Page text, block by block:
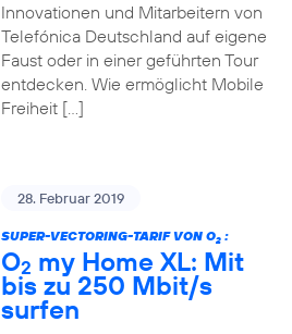
Innovationen und Mitarbeitern von
Telefónica Deutschland auf eigene
Faust oder in einer geführten Tour
entdecken. Wie ermöglicht Mobile
Freiheit […]
28. Februar 2019
SUPER-VECTORING-TARIF VON O2:
O2 my Home XL: Mit
bis zu 250 Mbit/s
surfen